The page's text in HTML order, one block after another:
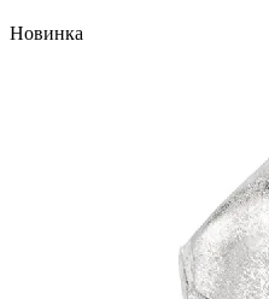
Новинка